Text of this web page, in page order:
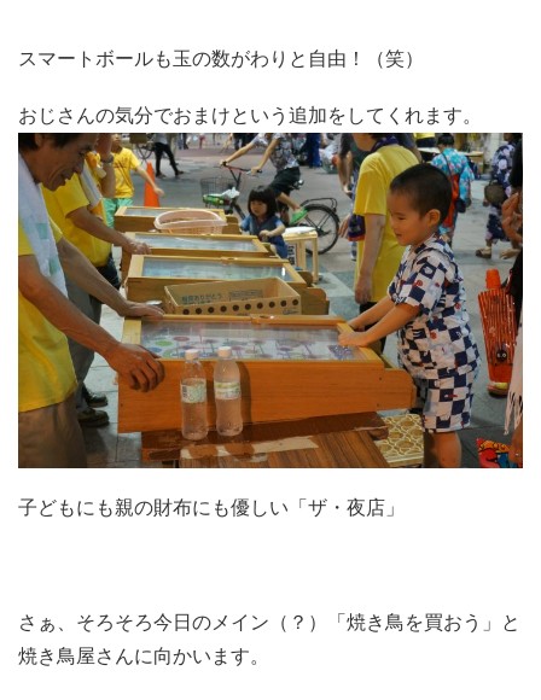
スマートボールも玉の数がわりと自由！（笑）
おじさんの気分でおまけという追加をしてくれます。
子どもにも親の財布にも優しい「ザ・夜店」
さぁ、そろそろ今日のメイン（？）「焼き鳥を買おう」と
焼き鳥屋さんに向かいます。